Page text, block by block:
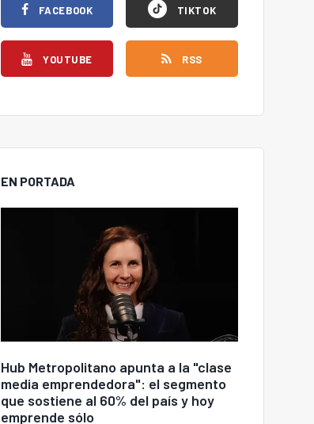
FACEBOOK
YOUTUBE
TIKTOK
RSS
EN PORTADA
Hub Metropolitano apunta a la "clase
media emprendedora": el segmento
que sostiene al 60% del país y hoy
emprende sólo